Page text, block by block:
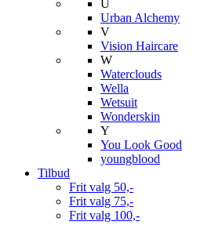
U
Urban Alchemy
V
Vision Haircare
W
Waterclouds
Wella
Wetsuit
Wonderskin
Y
You Look Good
youngblood
Tilbud
Frit valg 50,-
Frit valg 75,-
Frit valg 100,-